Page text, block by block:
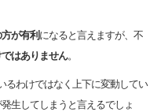
が有利になると言えますが、不
はありません。
るわけではなく上下に変動してい
生してしまうと言えるでしょ